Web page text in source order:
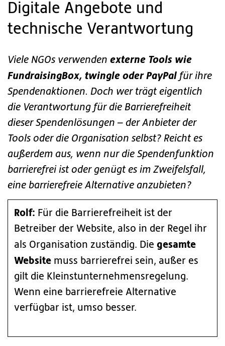
Digitale Angebote und
technische Verantwortung
Viele NGOs verwenden externe Tools wie
FundraisingBox, twingle oder PayPal für ihre
Spendenaktionen. Doch wer trägt eigentlich
die Verantwortung für die Barrierefreiheit
dieser Spendenlösungen – der Anbieter der
Tools oder die Organisation selbst? Reicht es
außerdem aus, wenn nur die Spendenfunktion
barrierefrei ist oder genügt es im Zweifelsfall,
eine barrierefreie Alternative anzubieten?
Rolf: Für die Barrierefreiheit ist der
Betreiber der Website, also in der Regel ihr
als Organisation zuständig. Die gesamte
Website muss barrierefrei sein, außer es
gilt die Kleinstunternehmensregelung.
Wenn eine barrierefreie Alternative
verfügbar ist, umso besser.